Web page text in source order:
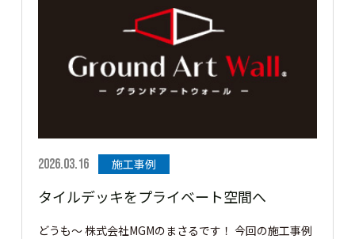
2026.03.16 施工事例
タイルデッキをプライベート空間へ
どうも～ 株式会社MGMのまさるです！ 今回の施工事例